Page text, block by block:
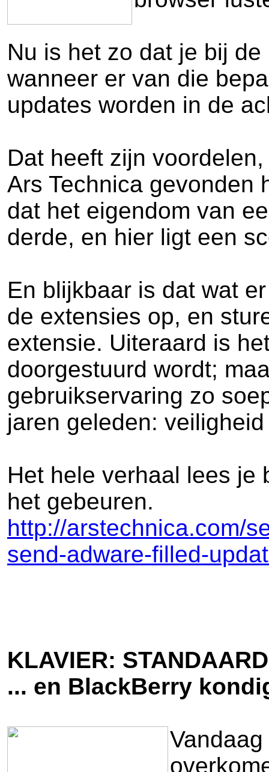
Nu is het zo dat je bij
wanneer er van die
updates worden in de
Dat heeft zijn
Ars Technica gevonden
dat het eigendom van
derde, en hier ligt een
En blijkbaar is dat wat
de extensies op, en
extensie. Uiteraard is
doorgestuurd wordt;
gebruikservaring zo
jaren geleden:
Het hele verhaal lees je
het gebeuren.
http://arstechnica.com/
send-adware-filled-
KLAVIER:
... en BlackBerry